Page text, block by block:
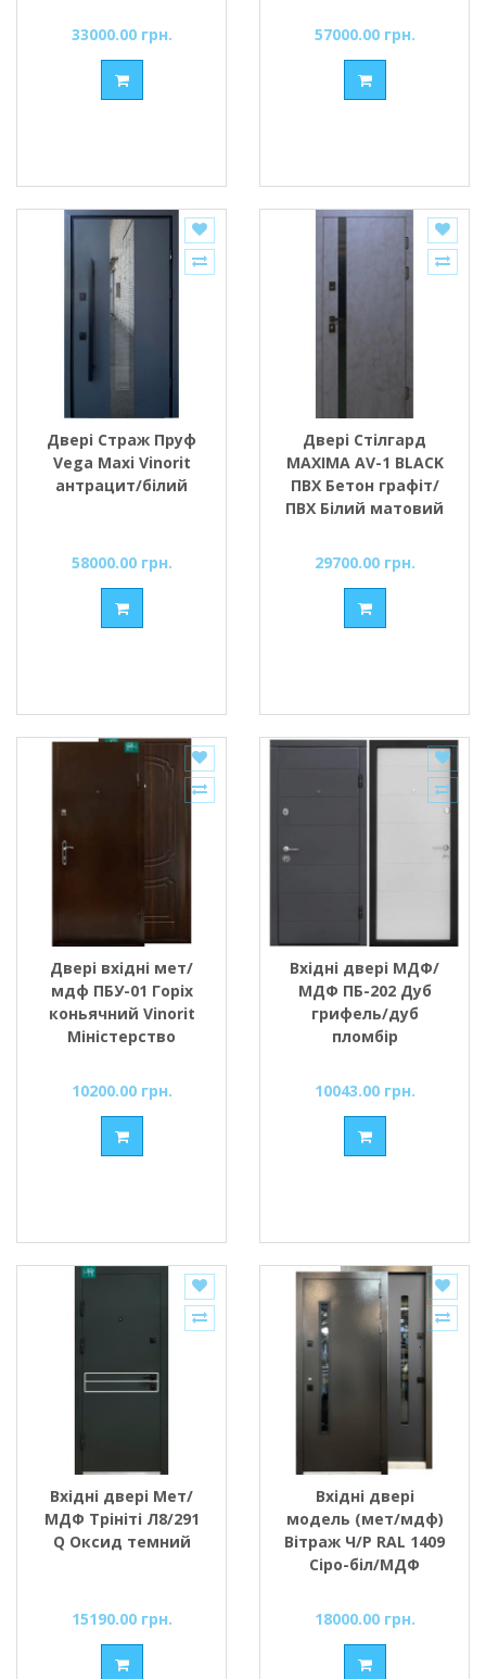
33000.00 грн. 57000.00 грн.
Двері Страж Пруф
Vega Maxi Vinorit
антрацит/білий
58000.00 грн.
Двері Стілгард
MAXIMA AV-1 BLACK
ПВХ Бетон графіт/
ПВХ Білий матовий
29700.00 грн.
Двері вхідні мет/
мдф ПБУ-01 Горіх
коньячний Vinorit
Міністерство
10200.00 грн.
Вхідні двері МДФ/
МДФ ПБ-202 Дуб
грифель/дуб
пломбір
10043.00 грн.
Вхідні двері Мет/
МДФ Трініті Л8/291
Q Оксид темний
15190.00 грн.
Вхідні двері
модель (мет/мдф)
Вітраж Ч/Р RAL 1409
Сіро-біл/МДФ
Міністерство
Дверей
18000.00 грн.